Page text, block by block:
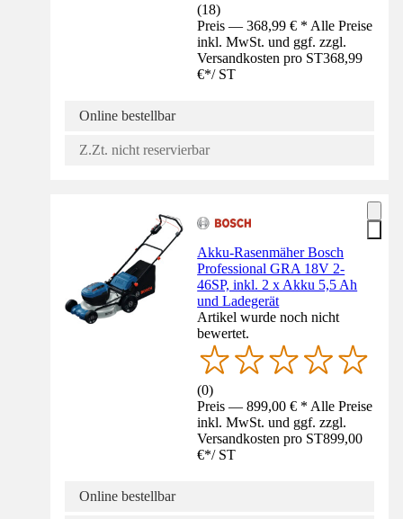
(18)
Preis — 368,99 € * Alle Preise
inkl. MwSt. und ggf. zzgl.
Versandkosten pro ST368,99
€*/ ST
Online bestellbar
Z.Zt. nicht reservierbar
Akku-Rasenmäher Bosch
Professional GRA 18V 2-
46SP, inkl. 2 x Akku 5,5 Ah
und Ladegerät
Artikel wurde noch nicht
bewertet.
(0)
Preis — 899,00 € * Alle Preise
inkl. MwSt. und ggf. zzgl.
Versandkosten pro ST899,00
€*/ ST
Online bestellbar